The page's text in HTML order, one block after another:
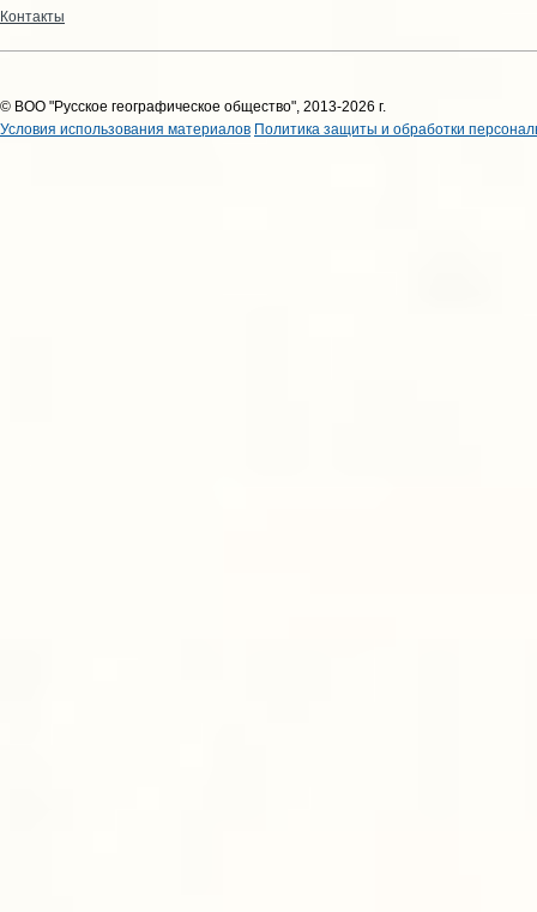
Контакты
© ВОО "Русское географическое общество", 2013-2026 г.
Условия использования материалов Политика защиты и обработки